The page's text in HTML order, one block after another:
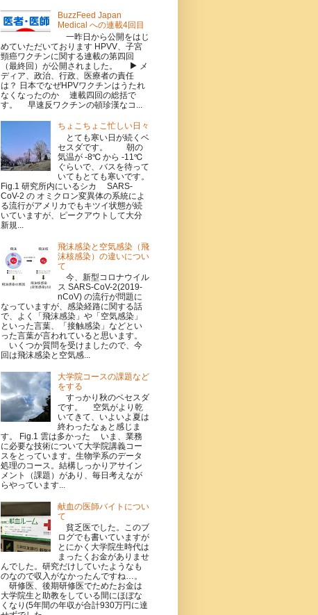
BuzzFeed Japan
Medical への連載4回目
一昨日から公開をはじ
めていただいております HPVV、子宮
頸癌ワクチンに関する連載の第四回
（最終回）が公開されました。 ▶ メ
ディア、政治、行政、医療者の責任
は？ 日本でなぜHPVワクチンはうたれ
なくなったのか 連載四回の総括で
す。 早速反ワクチンの頓珍漢なコ...
ちょこちょこ忙しい日々
とても寒い日が続くベ
セスダです。 朝の
気温が -8℃ から -11℃
ぐらいで、バスを待って
いてもとても寒いです。
Fig.1 研究所内にいるシカ SARS-
CoV-2 の オミクロン変異体の系統によ
る流行がアメリカでもキツイ状態が続
いていますが、ピークアウトして大分
新規...
飛沫感染と空気感染（飛
沫核感染）の違いについ
て
今、新型コロナウイル
ス SARS-CoV-2(2019-
nCoV) の流行が問題に
なっていますが、感染経路に関する話
で、よく「飛沫感染」や「空気感染」
といった言葉、「接触感染」などとい
った言葉が言われていると思います。
いくつか質問を受けましたので、今
回は飛沫感染と空気感...
大学院コースの課題など
をする
すっかり秋のベセスダ
です。 空気がより乾
いてきて、いよいよ夏は
終わったなぁと感じま
す。 Fig.1 雲は多かった いま、業務
に必要な技術について大学院講義コー
スをとっています。生物学系のデータ
処理のコース。結構しっかりアサイン
メント（課題）があり、毎日考えなが
らやっています...
献血の医師バイトについ
て
貧乏医でした。このブ
ログでも書いていますが
とにかく大学院生時代は
まったくお金がありませ
んでした。研究だけしていたようなも
のなので収入がなかったんですね…。
研修医、後期研修医でためたお金は
大学院生と助教をしている間にほぼな
くなり(5年間の年収が合計930万円に達